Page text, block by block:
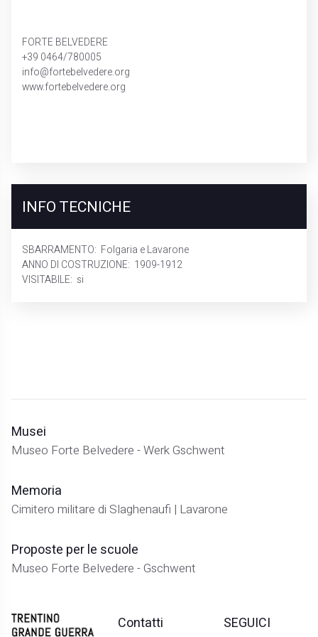
FORTE BELVEDERE
+39 0464/780005
info@fortebelvedere.org
www.fortebelvedere.org
INFO TECNICHE
SBARRAMENTO: Folgaria e Lavarone
ANNO DI COSTRUZIONE: 1909-1912
VISITABILE: si
Musei
Museo Forte Belvedere - Werk Gschwent
Memoria
Cimitero militare di Slaghenaufi | Lavarone
Proposte per le scuole
Museo Forte Belvedere - Gschwent
Contatti SEGUICI